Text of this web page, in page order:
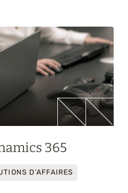
365
D’AFFAIRES